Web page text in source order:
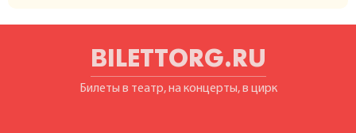
BILETTORG.RU
Билеты в театр, на концерты, в цирк